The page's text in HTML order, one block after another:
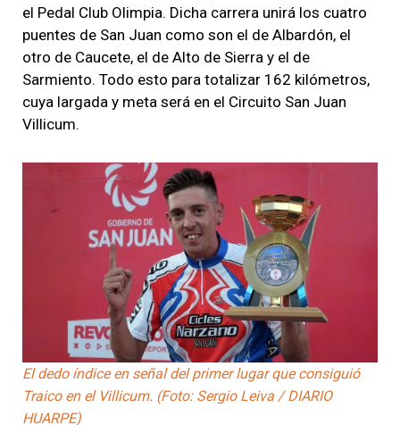
el Pedal Club Olimpia. Dicha carrera unirá los cuatro
puentes de San Juan como son el de Albardón, el
otro de Caucete, el de Alto de Sierra y el de
Sarmiento. Todo esto para totalizar 162 kilómetros,
cuya largada y meta será en el Circuito San Juan
Villicum.
El dedo índice en señal del primer lugar que consiguió
Traico en el Villicum. (Foto: Sergio Leiva / DIARIO
HUARPE)